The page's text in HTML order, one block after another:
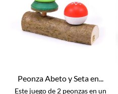
Peonza Abeto y Seta en...
Este juego de 2 peonzas en un